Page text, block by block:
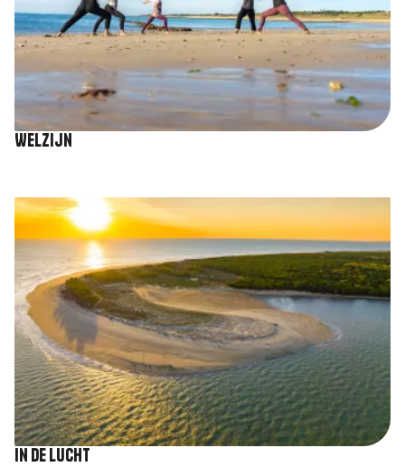
Welzijn
Afbeelding
In de lucht